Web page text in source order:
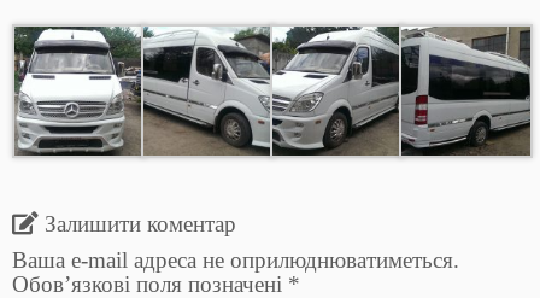
Залишити коментар
Ваша e-mail адреса не оприлюднюватиметься.
Обов’язкові поля позначені *